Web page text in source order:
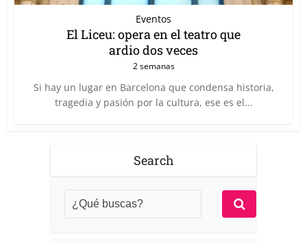
Eventos
El Liceu: opera en el teatro que
ardio dos veces
2 semanas
Si hay un lugar en Barcelona que condensa historia,
tragedia y pasión por la cultura, ese es el...
Search